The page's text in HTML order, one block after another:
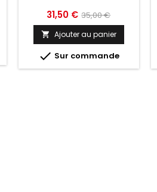
RAGAZZON AUDI -
601004680
Prix
31,50 € Prix
de
base
35,00 €
 Ajouter au panier
 Sur commande